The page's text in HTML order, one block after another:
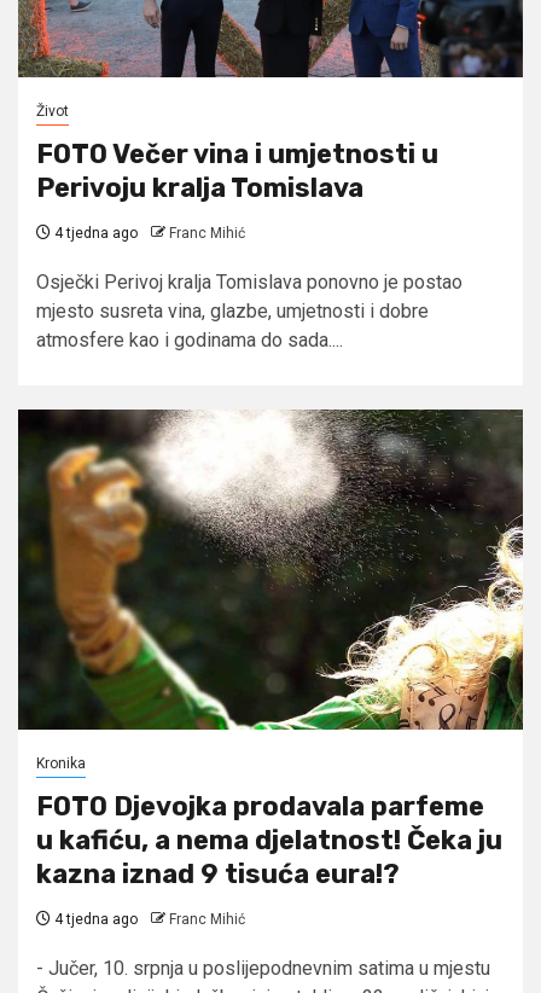
Život
FOTO Večer vina i umjetnosti u
Perivoju kralja Tomislava
4 tjedna ago Franc Mihić
Osječki Perivoj kralja Tomislava ponovno je postao
mjesto susreta vina, glazbe, umjetnosti i dobre
atmosfere kao i godinama do sada....
Kronika
FOTO Djevojka prodavala parfeme
u kafiću, a nema djelatnost! Čeka ju
kazna iznad 9 tisuća eura!?
4 tjedna ago Franc Mihić
- Jučer, 10. srpnja u poslijepodnevnim satima u mjestu